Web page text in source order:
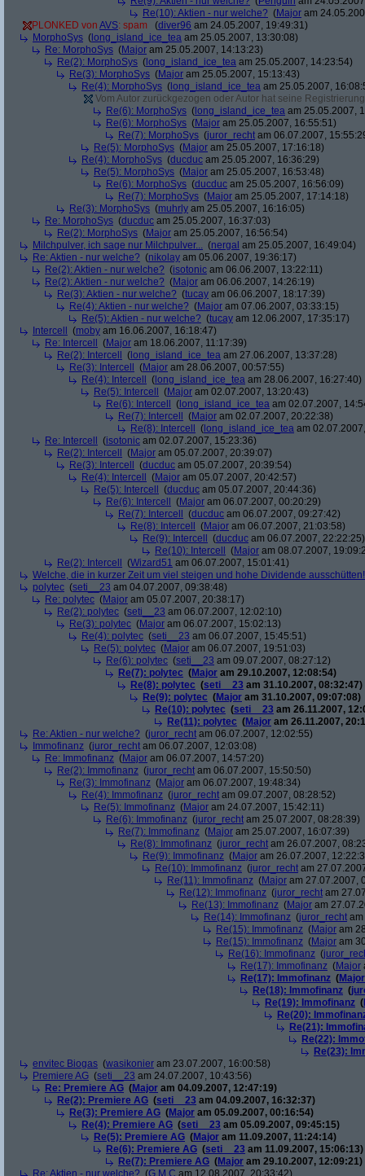
Re(10): Aktien - nur welche? (Major am
PLONKED von AVS: spam (diver96 am 24.05.2007, 19:49:31)
MorphoSys ( long_island_ice_tea am 25.05.2007, 13:30:08)
Re: MorphoSys (Major am 25.05.2007, 14:13:23)
Re(2): MorphoSys ( long_island_ice_tea am 25.05.2007, 14:23:54)
Re(3): MorphoSys (Major am 25.05.2007, 15:13:43)
Re(4): MorphoSys ( long_island_ice_tea am 25.05.2007,
Vom Autor zurückgezogen oder Autor hat seine
Re(6): MorphoSys ( long_island_ice_tea am 25.05.2007,
Re(6): MorphoSys (Major am 25.05.2007, 16:55:51)
Re(7): MorphoSys (juror_recht am 06.07.2007,
Re(5): MorphoSys (Major am 25.05.2007, 17:16:18)
Re(4): MorphoSys (ducduc am 25.05.2007, 16:36:29)
Re(5): MorphoSys (Major am 25.05.2007, 16:53:48)
Re(6): MorphoSys (ducduc am 25.05.2007, 16:56:09)
Re(7): MorphoSys (Major am 25.05.2007, 17:14:18)
Re(3): MorphoSys (muhrly am 25.05.2007, 16:16:05)
Re: MorphoSys (ducduc am 25.05.2007, 16:37:03)
Re(2): MorphoSys (Major am 25.05.2007, 16:56:54)
Milchpulver, ich sage nur Milchpulver... (nergal am 25.05.2007, 16:49:04)
Re: Aktien - nur welche? (nikolay am 05.06.2007, 19:36:17)
Re(2): Aktien - nur welche? (isotonic am 06.06.2007, 13:22:11)
Re(2): Aktien - nur welche? (Major am 06.06.2007, 14:26:19)
Re(3): Aktien - nur welche? (tucay am 06.06.2007, 18:17:39)
Re(4): Aktien - nur welche? (Major am 07.06.2007, 03:33:15)
Re(5): Aktien - nur welche? (tucay am 12.06.2007, 17:35:17)
Intercell
(moby am 16.06.2007, 16:18:47)
Re: Intercell
(Major am 18.06.2007, 11:17:39)
Re(2): Intercell
( long_island_ice_tea am 27.06.2007, 13:37:28)
Re(3): Intercell
(Major am 28.06.2007, 00:57:55)
Re(4): Intercell
( long_island_ice_tea am 28.06.2007, 16:27:40)
Re(5): Intercell
(Major am 02.07.2007, 13:20:43)
Re(6): Intercell
( long_island_ice_tea am 02.07.2007,
Re(7): Intercell
(Major am 02.07.2007, 20:22:38)
Re(8): Intercell
( long_island_ice_tea am
Re: Intercell
(isotonic am 02.07.2007, 15:23:36)
Re(2): Intercell
(Major am 05.07.2007, 20:39:07)
Re(3): Intercell
(ducduc am 05.07.2007, 20:39:54)
Re(4): Intercell
(Major am 05.07.2007, 20:42:57)
Re(5): Intercell
(ducduc am 05.07.2007, 20:44:36)
Re(6): Intercell
(Major am 06.07.2007, 00:20:29)
Re(7): Intercell
(ducduc am 06.07.2007, 09:27:42)
Re(8): Intercell
(Major am 06.07.2007, 21:03:58)
Re(9): Intercell
(ducduc am 06.07.2007, 22:22:25)
Re(10): Intercell
(Major am 08.07.2007,
Re(2): Intercell
(Wizard51 am 06.07.2007, 15:01:41)
Welche, die in kurzer Zeit um viel steigen und hohe Dividende
polytec (seti__23 am 04.07.2007, 09:38:48)
Re: polytec (Major am 05.07.2007, 20:38:17)
Re(2): polytec (seti__23 am 06.07.2007, 12:02:10)
Re(3): polytec (Major am 06.07.2007, 15:02:13)
Re(4): polytec (seti__23 am 06.07.2007, 15:45:51)
Re(5): polytec (Major am 06.07.2007, 19:51:03)
Re(6): polytec (seti__23 am 09.07.2007, 08:27:12)
Re(7): polytec (Major am 29.10.2007, 12:08:54)
Re(8): polytec (seti__23 am 31.10.2007, 08:32:47)
Re(9): polytec (Major am 31.10.2007, 09:07:08)
Re(10): polytec (seti__23 am 26.11.2007,
Re(11): polytec (Major am 26.11.2007,
Re: Aktien - nur welche? (juror_recht am 06.07.2007, 12:02:55)
Immofinanz (juror_recht am 06.07.2007, 12:03:08)
Re: Immofinanz (Major am 06.07.2007, 14:57:20)
Re(2): Immofinanz (juror_recht am 06.07.2007, 15:50:50)
Re(3): Immofinanz (Major am 06.07.2007, 19:48:34)
Re(4): Immofinanz (juror_recht am 09.07.2007, 08:28:52)
Re(5): Immofinanz (Major am 24.07.2007, 15:42:11)
Re(6): Immofinanz (juror_recht am 25.07.2007, 08:28:39)
Re(7): Immofinanz (Major am 25.07.2007, 16:07:39)
Re(8): Immofinanz (juror_recht am 26.07.2007,
Re(9): Immofinanz (Major am 26.07.2007,
Re(10): Immofinanz (juror_recht am
Re(11): Immofinanz (Major am 27.07.2007,
Re(12): Immofinanz (juror_recht am
Re(13): Immofinanz (Major am
Re(14): Immofinanz (juror_recht
Re(15): Immofinanz (Major am
Re(15): Immofinanz (Major am
Re(16): Immofinanz (
Re(17): Immofinanz (Major
Re(17): Immofinanz (Major
Re(18): Immofinanz (
Re(19): Immofinanz (
Re(20):
Re(21):
Re(22):
Re(23):
envitec Biogas (wasikonier am 23.07.2007, 16:00:58)
Premiere AG (seti__23 am 24.07.2007, 10:43:56)
Re: Premiere AG (Major am 04.09.2007, 12:47:19)
Re(2): Premiere AG (seti__23 am 04.09.2007, 16:32:37)
Re(3): Premiere AG (Major am 05.09.2007, 00:16:54)
Re(4): Premiere AG (seti__23 am 05.09.2007, 09:45:15)
Re(5): Premiere AG (Major am 11.09.2007, 11:24:14)
Re(6): Premiere AG (seti__23 am 11.09.2007, 15:06:13)
Re(7): Premiere AG (Major am 29.10.2007, 12:09:21)
Re: Aktien - nur welche? (G.M.C am 12.08.2007, 20:33:42)